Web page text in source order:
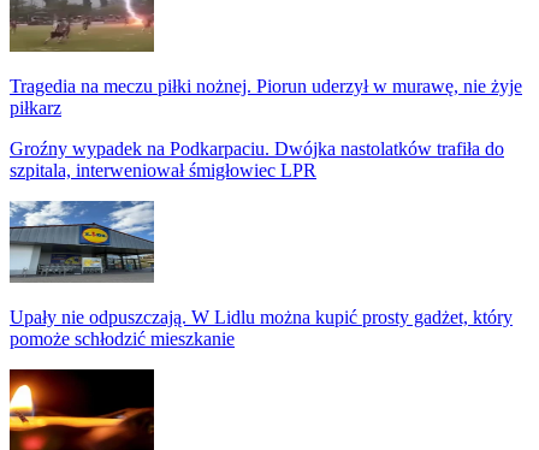
Tragedia na meczu piłki nożnej. Piorun uderzył w murawę, nie żyje
piłkarz
Groźny wypadek na Podkarpaciu. Dwójka nastolatków trafiła do
szpitala, interweniował śmigłowiec LPR
Upały nie odpuszczają. W Lidlu można kupić prosty gadżet, który
pomoże schłodzić mieszkanie